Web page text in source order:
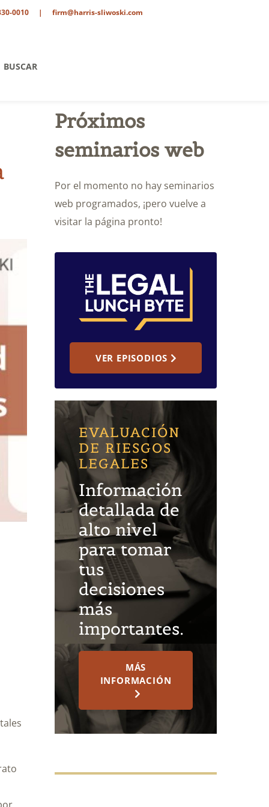
0010 | firm@harris-sliwoski.com
BUSCAR
Próximos
seminarios web
Por el momento no hay seminarios
web programados, ¡pero vuelve a
visitar la página pronto!
VER EPISODIOS
EVALUACIÓN
DE RIESGOS
LEGALES
Información
detallada de
alto nivel
para tomar
tus
decisiones
más
importantes.
MÁS
INFORMACIÓN